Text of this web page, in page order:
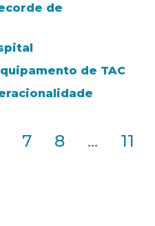
de
de TAC
7 8 ... 11